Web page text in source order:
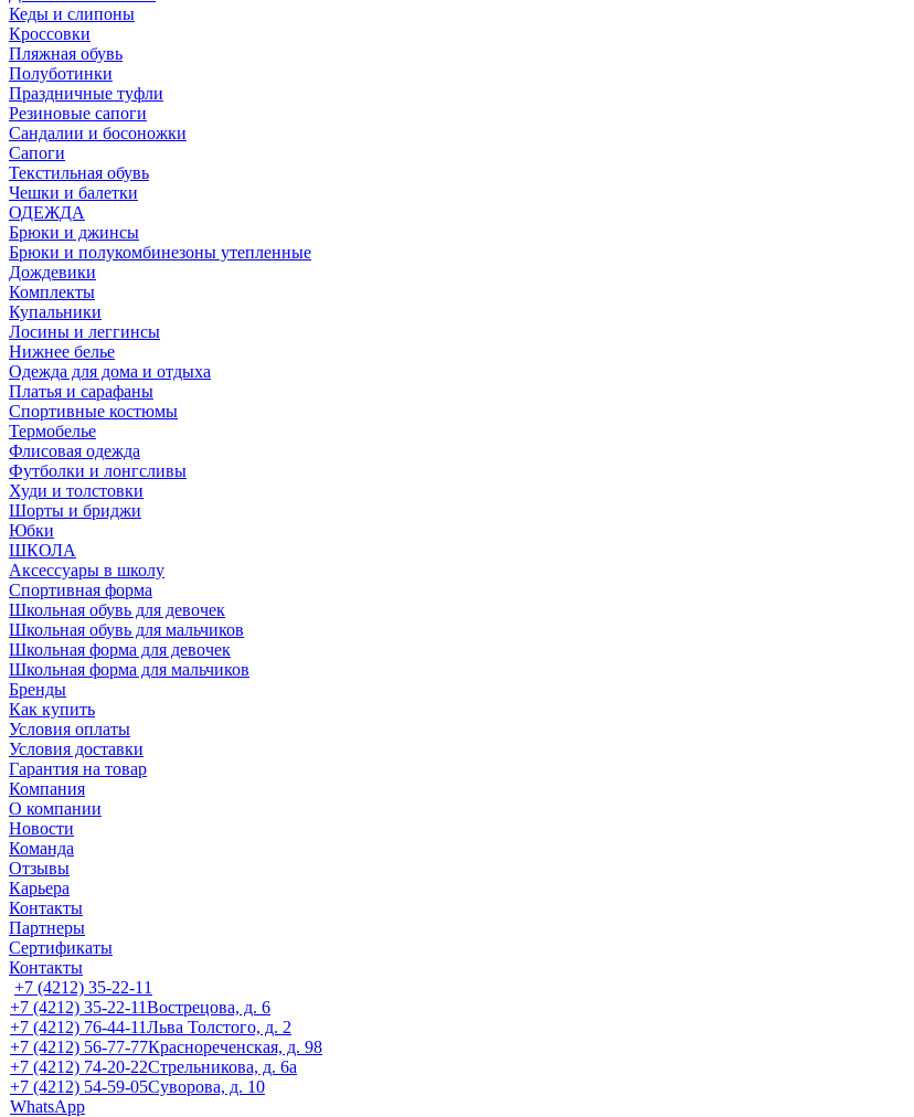
Кеды и слипоны
Кроссовки
Пляжная обувь
Полуботинки
Праздничные туфли
Резиновые сапоги
Сандалии и босоножки
Сапоги
Текстильная обувь
Чешки и балетки
ОДЕЖДА
Брюки и джинсы
Брюки и полукомбинезоны утепленные
Дождевики
Комплекты
Купальники
Лосины и леггинсы
Нижнее белье
Одежда для дома и отдыха
Платья и сарафаны
Спортивные костюмы
Термобелье
Флисовая одежда
Футболки и лонгсливы
Худи и толстовки
Шорты и бриджи
Юбки
ШКОЛА
Аксессуары в школу
Спортивная форма
Школьная обувь для девочек
Школьная обувь для мальчиков
Школьная форма для девочек
Школьная форма для мальчиков
Бренды
Как купить
Условия оплаты
Условия доставки
Гарантия на товар
Компания
О компании
Новости
Команда
Отзывы
Карьера
Контакты
Партнеры
Сертификаты
Контакты
+7 (4212) 35-22-11
+7 (4212) 35-22-11Вострецова, д. 6
+7 (4212) 76-44-11Льва Толстого, д. 2
+7 (4212) 56-77-77Краснореченская, д. 98
+7 (4212) 74-20-22Стрельникова, д. 6а
+7 (4212) 54-59-05Суворова, д. 10
WhatsApp